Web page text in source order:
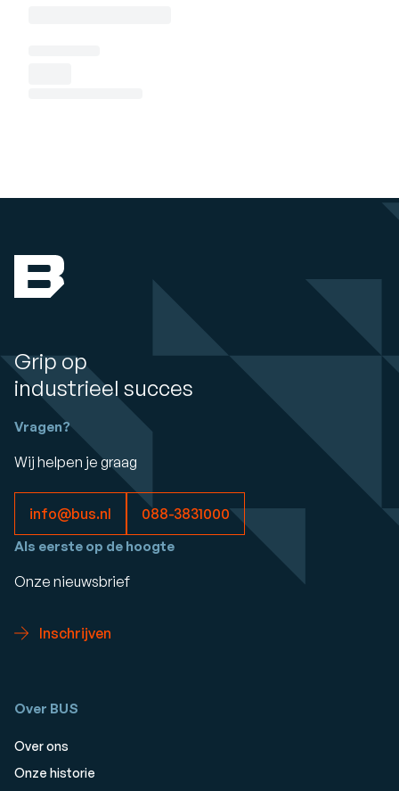
Grip op
industrieel succes
Vragen?
Wij helpen je graag
info@bus.nl 088-3831000
Als eerste op de hoogte
Onze nieuwsbrief
Inschrijven
Over BUS
Over ons
Onze historie